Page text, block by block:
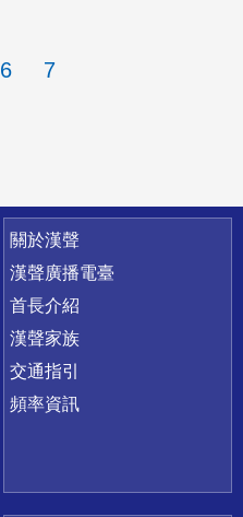
6 7
關於漢聲
漢聲廣播電臺
首長介紹
漢聲家族
交通指引
頻率資訊